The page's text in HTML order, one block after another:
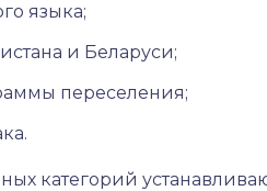
языка;
и Беларуси;
переселения;
категорий